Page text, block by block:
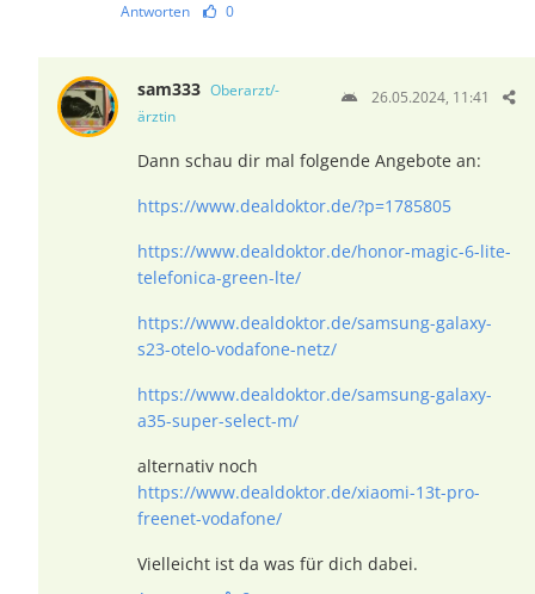
Antworten 0
sam333 Oberarzt/-
ärztin
26.05.2024, 11:41
Dann schau dir mal folgende Angebote an:
https://www.dealdoktor.de/?p=1785805
https://www.dealdoktor.de/honor-magic-6-lite-
telefonica-green-lte/
https://www.dealdoktor.de/samsung-galaxy-
s23-otelo-vodafone-netz/
https://www.dealdoktor.de/samsung-galaxy-
a35-super-select-m/
alternativ noch
https://www.dealdoktor.de/xiaomi-13t-pro-
freenet-vodafone/
Vielleicht ist da was für dich dabei.